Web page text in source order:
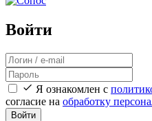
Войти
Я ознакомлен с
согласие на обработку
Войти